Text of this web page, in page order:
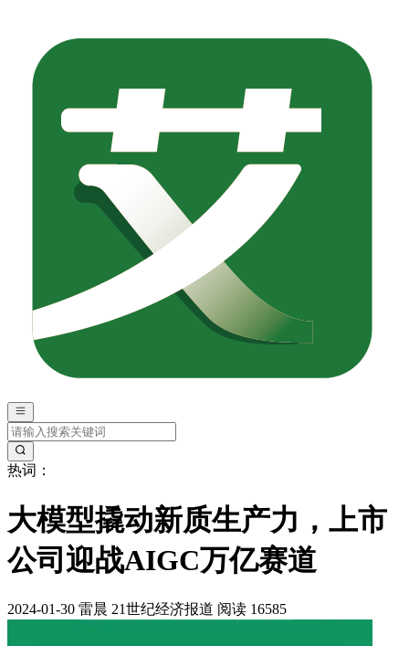
热词：
大模型撬动新质生产力，上市
公司迎战AIGC万亿赛道
2024-01-30 雷晨 21世纪经济报道 阅读 16585